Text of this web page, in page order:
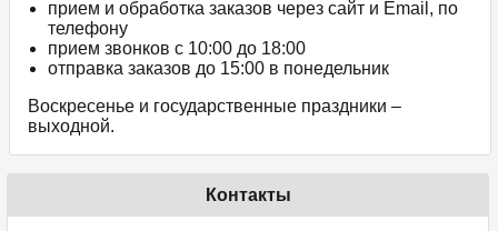
прием и обработка заказов через сайт и Email, по
телефону
прием звонков c 10:00 до 18:00
отправка заказов до 15:00 в понедельник
Воскресенье и государственные праздники –
выходной.
Контакты